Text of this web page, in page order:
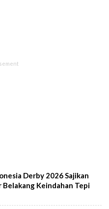
Derby 2026 Sajikan
Keindahan Tepi